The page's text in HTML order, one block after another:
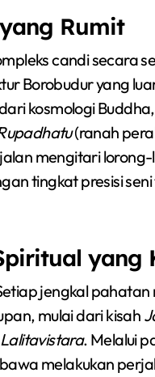
Rumit
candi secara
Borobudur yang
kosmologi
(ranah
mengitari
tingkat presisi
yang
jengkal
mulai dari kisah
Lalitavistara. Melalui
melakukan